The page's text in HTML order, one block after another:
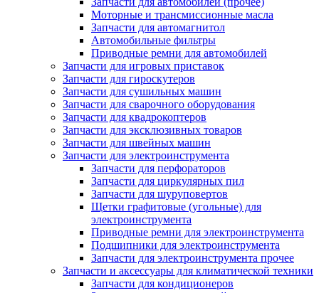
Моторные и трансмиссионные масла
Запчасти для автомагнитол
Автомобильные фильтры
Приводные ремни для автомобилей
Запчасти для игровых приставок
Запчасти для гироскутеров
Запчасти для сушильных машин
Запчасти для сварочного оборудования
Запчасти для квадрокоптеров
Запчасти для эксклюзивных товаров
Запчасти для швейных машин
Запчасти для электроинструмента
Запчасти для перфораторов
Запчасти для циркулярных пил
Запчасти для шуруповертов
Щетки графитовые (угольные) для
электроинструмента
Приводные ремни для электроинструмента
Подшипники для электроинструмента
Запчасти для электроинструмента прочее
Запчасти и аксессуары для климатической техники
Запчасти для кондиционеров